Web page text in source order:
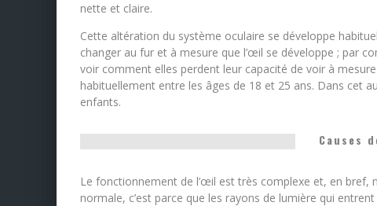
nette et claire.
Cette altération du système oculaire se développe
changer au fur et à mesure que l’œil se développe ; par
voir comment elles perdent leur capacité de voir à
habituellement entre les âges de 18 et 25 ans. Dans cet
enfants.
Causes
Le fonctionnement de l’œil est très complexe et, en bref,
normale, c’est parce que les rayons de lumière qui